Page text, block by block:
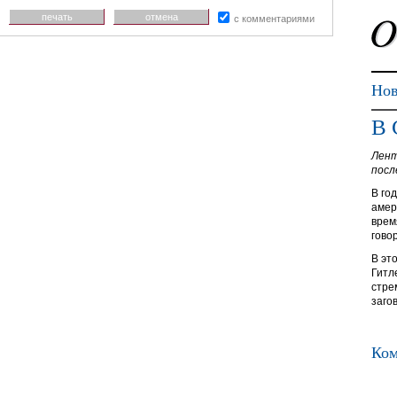
В
В
В
печать отмена с комментариями